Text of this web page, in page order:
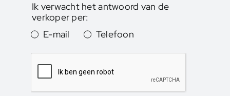
Ik verwacht het antwoord van de
verkoper per:
E-mail
Telefoon